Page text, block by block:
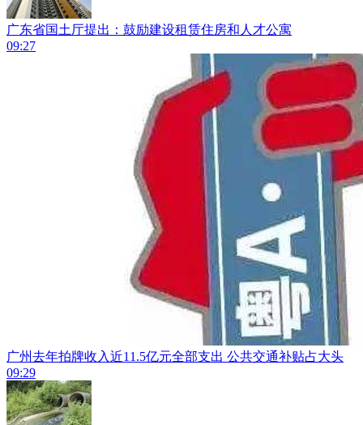
广东省国土厅提出：​鼓励建设租赁住房和人才公寓
09:27
广州去年拍牌收入近11.5亿元全部支出 公共交通补贴占大头
09:29